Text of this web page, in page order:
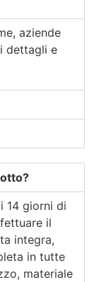
aziende
dettagli e
14 giorni di
il
integra,
in tutte
materiale